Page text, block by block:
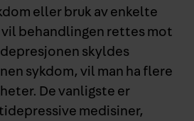
eller bruk av enkelte
vil behandlingen rettes mot
depresjonen skyldes
sykdom, vil man ha flere
De vanligste er
medisiner,